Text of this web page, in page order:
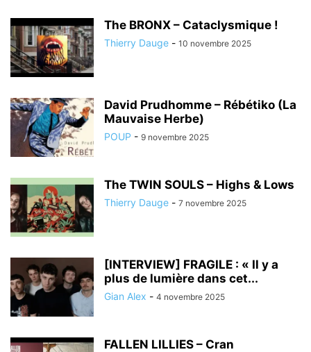
The BRONX – Cataclysmique !
Thierry Dauge - 10 novembre 2025
David Prudhomme – Rébétiko (La
Mauvaise Herbe)
POUP - 9 novembre 2025
The TWIN SOULS – Highs & Lows
Thierry Dauge - 7 novembre 2025
[INTERVIEW] FRAGILE : « Il y a
plus de lumière dans cet...
Gian Alex - 4 novembre 2025
FALLEN LILLIES – Cran